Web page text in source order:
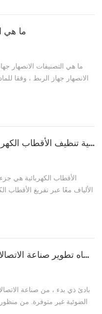
ما هي
ما هي التصنيفات الانصهار
الانصهار جهاز الربط ، وفقا
كيفية تنظيف الأقطاب الكهربائية بعد وقت طويل باستخدام؟
الأقطاب الكهربائية هي
الألياف معًا عبر تفريغ الأقطاب
كيف هو اتجاه تطوير صناعة الاتصالات البصرية في الوقت الحاضر؟
بادئ ذي بدء ، من صناعة
الضوئية غير متوفرة. من منظور